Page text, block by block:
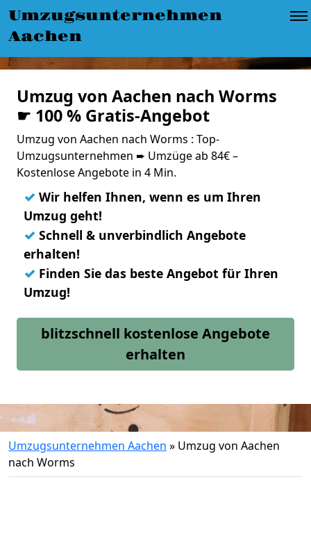
Umzugsunternehmen
Aachen
Umzug von Aachen nach Worms
☛ 100 % Gratis-Angebot
Umzug von Aachen nach Worms : Top-
Umzugsunternehmen ➨ Umzüge ab 84€ –
Kostenlose Angebote in 4 Min.
✓ Wir helfen Ihnen, wenn es um Ihren
Umzug geht!
✓ Schnell & unverbindlich Angebote
erhalten!
✓ Finden Sie das beste Angebot für Ihren
Umzug!
blitzschnell kostenlose Angebote
erhalten
Umzugsunternehmen Aachen » Umzug von Aachen
nach Worms